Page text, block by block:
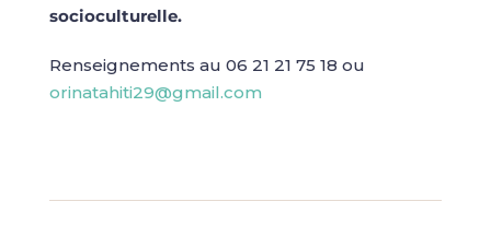
socioculturelle.
Renseignements au 06 21 21 75 18 ou
orinatahiti29@gmail.com